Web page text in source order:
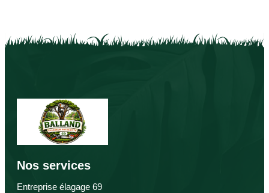
Nos services
Entreprise élagage 69